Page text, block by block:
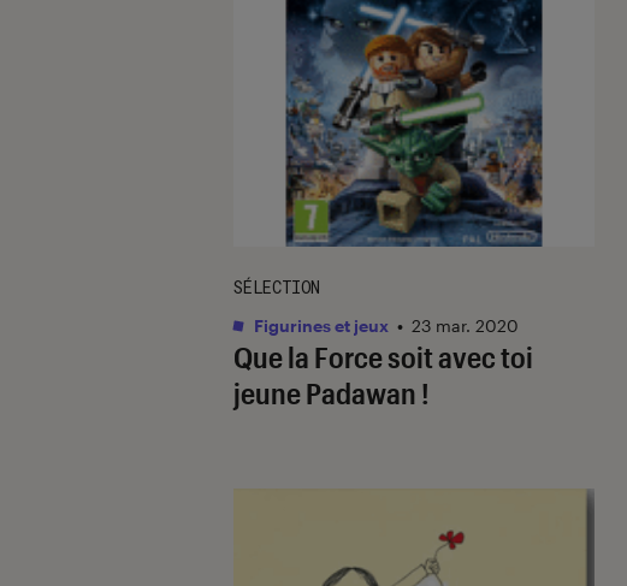
Que la Force soit avec toi
jeune Padawan !
SÉLECTION
Figurines et jeux • 23 mar. 2020